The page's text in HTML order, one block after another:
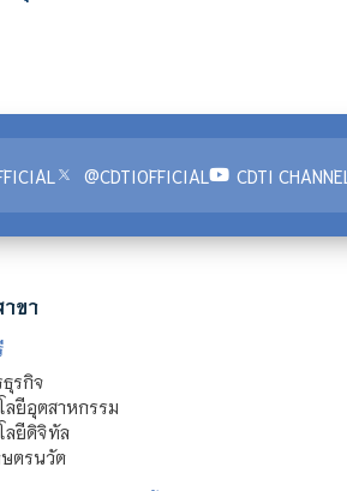
@CDTIOFFICIAL CDTI CHANNEL
ขา
รกิจ
ลยีอุตสาหกรรม
ลยีดิจิทัล
ษตรนวัต